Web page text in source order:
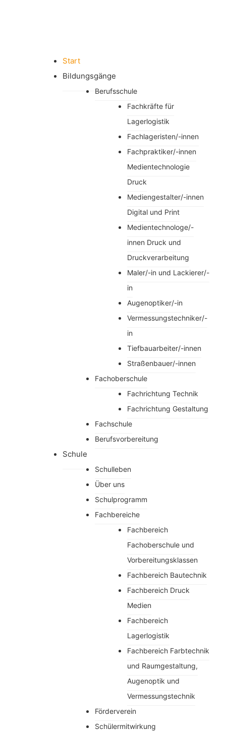
Start
Bildungsgänge
Berufsschule
Fachkräfte für
Lagerlogistik
Fachlageristen/-innen
Fachpraktiker/-innen
Medientechnologie
Druck
Mediengestalter/-innen
Digital und Print
Medientechnologe/-
innen Druck und
Druckverarbeitung
Maler/-in und Lackierer/-
in
Augenoptiker/-in
Vermessungstechniker/-
in
Tiefbauarbeiter/-innen
Straßenbauer/-innen
Fachoberschule
Fachrichtung Technik
Fachrichtung Gestaltung
Fachschule
Berufsvorbereitung
Schule
Schulleben
Über uns
Schulprogramm
Fachbereiche
Fachbereich
Fachoberschule und
Vorbereitungsklassen
Fachbereich Bautechnik
Fachbereich Druck
Medien
Fachbereich
Lagerlogistik
Fachbereich Farbtechnik
und Raumgestaltung,
Augenoptik und
Vermessungstechnik
Förderverein
Schülermitwirkung